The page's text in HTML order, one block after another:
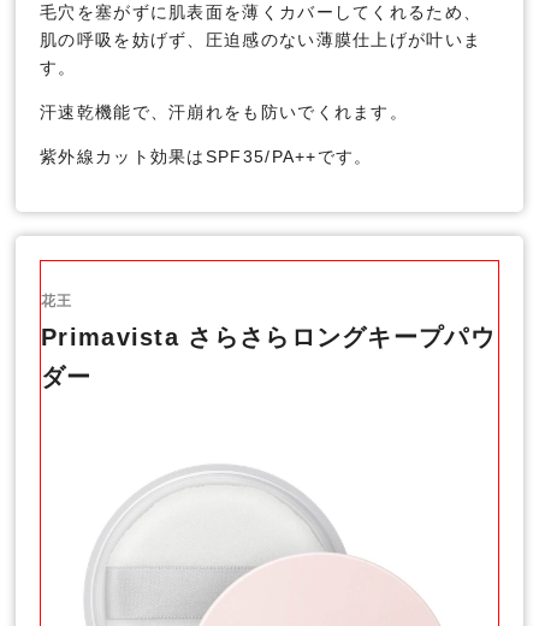
毛穴を塞がずに肌表面を薄くカバーしてくれるため、
肌の呼吸を妨げず、圧迫感のない薄膜仕上げが叶いま
す。
汗速乾機能で、汗崩れをも防いでくれます。
紫外線カット効果はSPF35/PA++です。
花王
Primavista さらさらロングキープパウ
ダー